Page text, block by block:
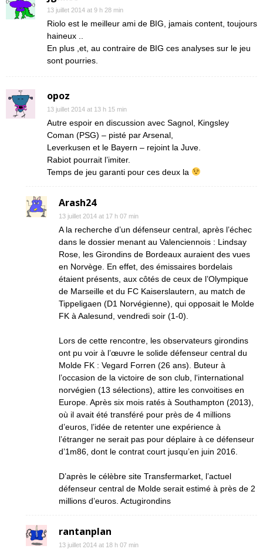
13 juillet 2014 at 9 h 28 min
Riolo est le meilleur ami de BIG, jamais content, toujours
haineux ..
En plus ,et, au contraire de BIG ces analyses sur le jeu
sont pourries.
opoz
13 juillet 2014 at 13 h 15 min
Autre espoir en discussion avec Sagnol, Kingsley
Coman (PSG) – pisté par Arsenal,
Leverkusen et le Bayern – rejoint la Juve.
Rabiot pourrait l’imiter.
Temps de jeu garanti pour ces deux la
Arash24
13 juillet 2014 at 17 h 07 min
A la recherche d’un défenseur central, après l’échec
dans le dossier menant au Valenciennois : Lindsay
Rose, les Girondins de Bordeaux auraient des vues
en Norvège. En effet, des émissaires bordelais
étaient présents, aux côtés de ceux de l’Olympique
de Marseille et du FC Kaiserslautern, au match de
Tippeligaen (D1 Norvégienne), qui opposait le Molde
FK à Aalesund, vendredi soir (1-0).
Lors de cette rencontre, les observateurs girondins
ont pu voir à l’œuvre le solide défenseur central du
Molde FK : Vegard Forren (26 ans). Buteur à
l’occasion de la victoire de son club, l‘international
norvégien (13 sélections), attire les convoitises en
Europe. Après six mois ratés à Southampton (2013),
où il avait été transféré pour près de 4 millions
d’euros, l’idée de retenter une expérience à
l’étranger ne serait pas pour déplaire à ce défenseur
d’1m86, dont le contrat court jusqu’en juin 2016.
D’après le célèbre site Transfermarket, l’actuel
défenseur central de Molde serait estimé à près de 2
millions d’euros. Actugirondins
rantanplan
13 juillet 2014 at 18 h 07 min